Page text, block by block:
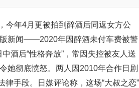
今年4月更被拍到醉酒后同返女方公
新闻——2020年因醉酒未付车费被警
酒后“性格奔放”，常因失控被友人送
她彻底愤怒。两人因2010年合作日剧
律手段。日媒评论称，这场“大叔之恋”